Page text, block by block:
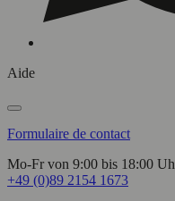
Aide
Formulaire de contact
Mo-Fr von 9:00 bis 18:00
+49 (0)89 2154 1673